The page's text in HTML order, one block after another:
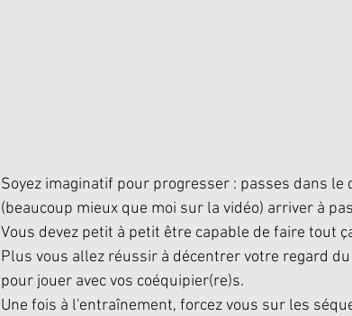
Soyez imaginatif pour progresser : passes dans
(beaucoup mieux que moi sur la vidéo) arriver à
Vous devez petit à petit être capable de faire tout
Plus vous allez réussir à décentrer votre regard
pour jouer avec vos coéquipier(re)s.
Une fois à l'entraînement, forcez vous sur les